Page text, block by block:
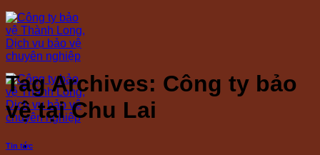
Skip
to
content
Tag Archives: Công ty bảo
vệ tại Chu Lai
Tin tức